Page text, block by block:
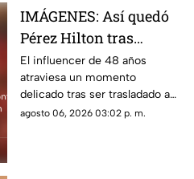
IMÁGENES: Así quedó
Pérez Hilton tras
agresiones durante en
vivo de TikTok
El influencer de 48 años
atraviesa un momento
delicado tras ser trasladado a
un hospital por cuerpos de
agosto 06, 2026 03:02 p. m.